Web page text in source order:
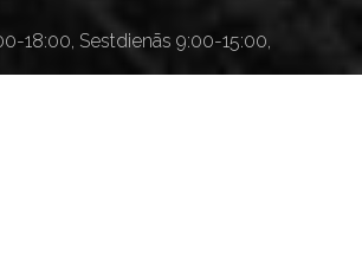
18:00, Sestdienās 9:00-15:00,